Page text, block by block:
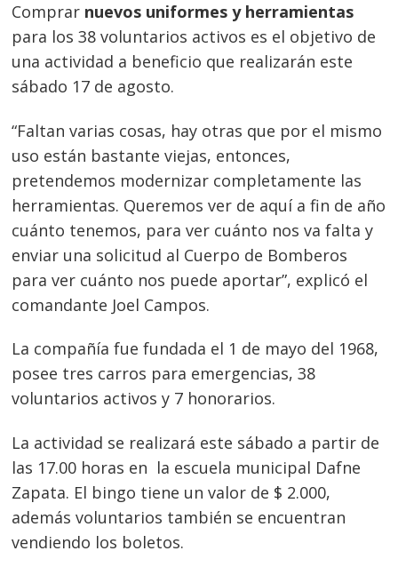
Comprar nuevos uniformes y herramientas
para los 38 voluntarios activos es el objetivo de
una actividad a beneficio que realizarán este
sábado 17 de agosto.
“Faltan varias cosas, hay otras que por el mismo
uso están bastante viejas, entonces,
pretendemos modernizar completamente las
herramientas. Queremos ver de aquí a fin de año
cuánto tenemos, para ver cuánto nos va falta y
enviar una solicitud al Cuerpo de Bomberos
para ver cuánto nos puede aportar”, explicó el
comandante Joel Campos.
La compañía fue fundada el 1 de mayo del 1968,
posee tres carros para emergencias, 38
voluntarios activos y 7 honorarios.
La actividad se realizará este sábado a partir de
las 17.00 horas en la escuela municipal Dafne
Zapata. El bingo tiene un valor de $ 2.000,
además voluntarios también se encuentran
vendiendo los boletos.
Navegación
de
entradas